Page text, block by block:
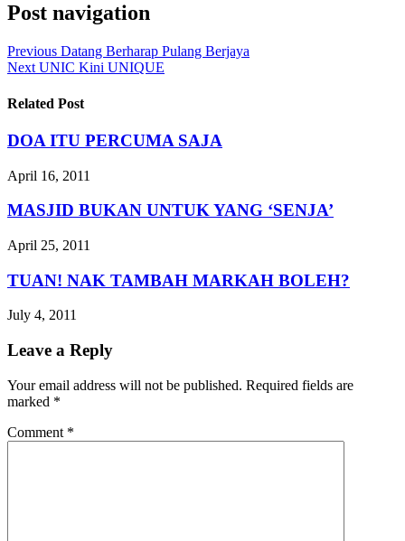
Post navigation
Previous Datang Berharap Pulang Berjaya
Next UNIC Kini UNIQUE
Related Post
DOA ITU PERCUMA SAJA
April 16, 2011
MASJID BUKAN UNTUK YANG ‘SENJA’
April 25, 2011
TUAN! NAK TAMBAH MARKAH BOLEH?
July 4, 2011
Leave a Reply
Your email address will not be published. Required fields are
marked *
Comment *